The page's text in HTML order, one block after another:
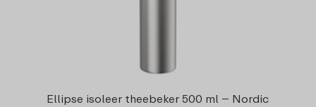
Ellipse isoleer theebeker 500 ml – Nordic